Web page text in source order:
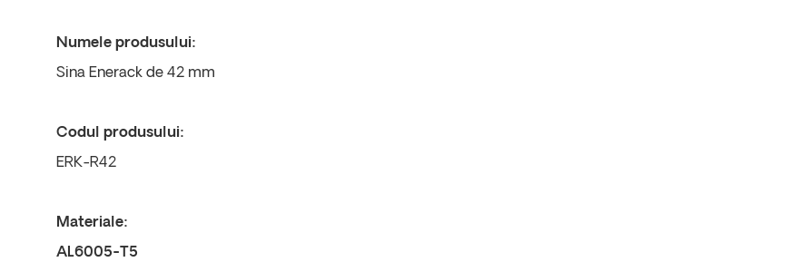
Numele produsului:
Sina Enerack de 42 mm
Codul produsului:
ERK-R42
Materiale:
AL6005-T5